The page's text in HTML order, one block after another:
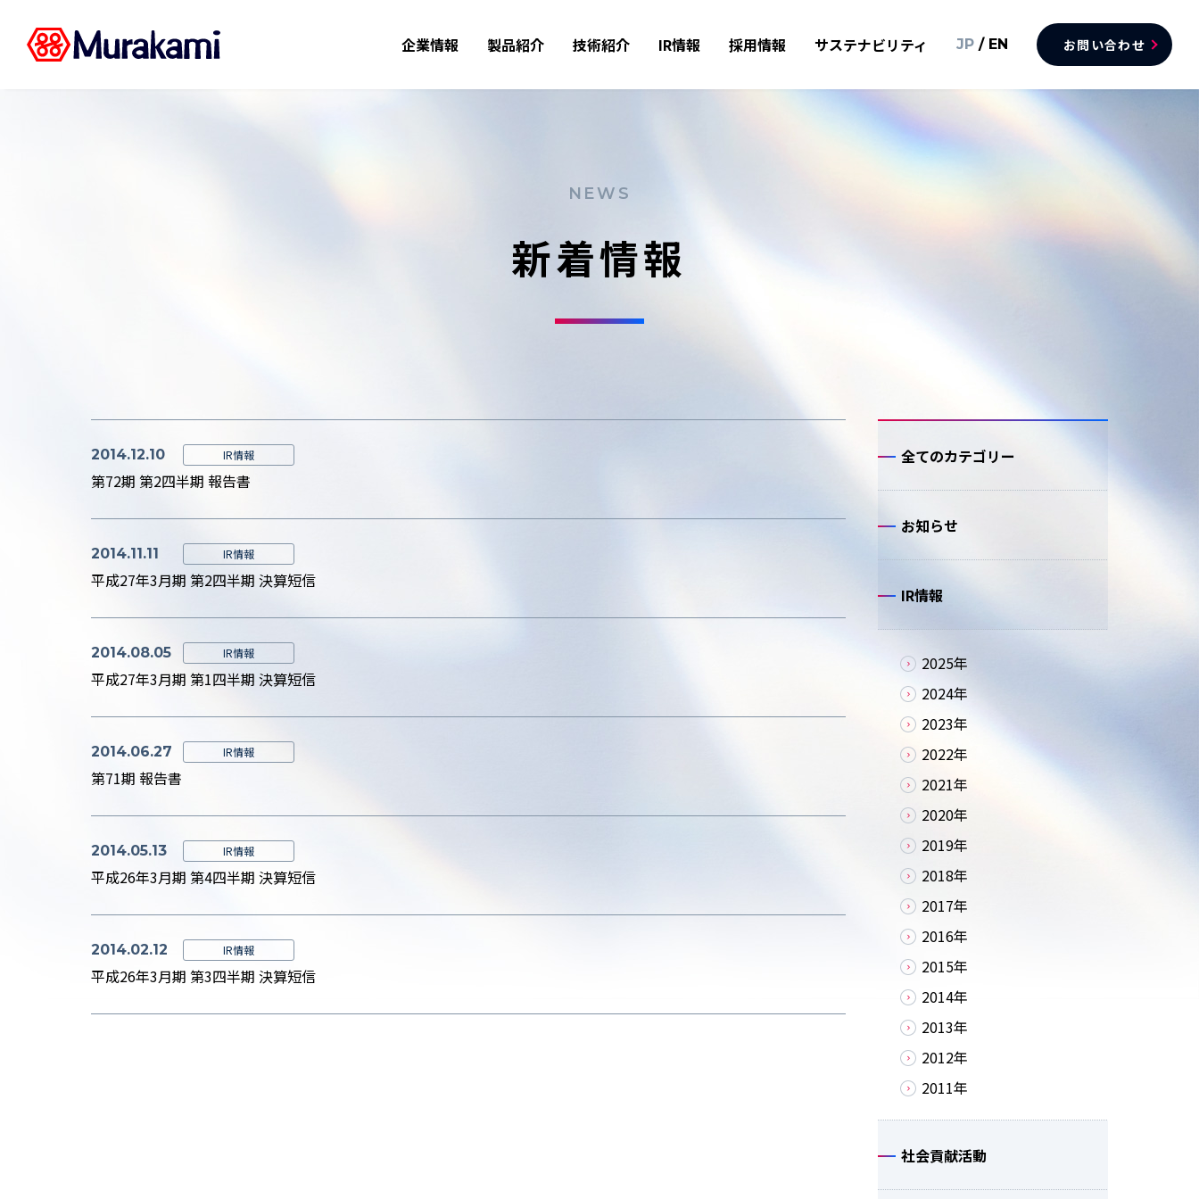
企業情報 製品紹介 技術紹介 IR情報 採用情報 サステナビリティ JP / EN お問い合わせ
NEWS
新着情報
2014.12.10 IR情報
第72期 第2四半期 報告書
2014.11.11 IR情報
平成27年3月期 第2四半期 決算短信
2014.08.05 IR情報
平成27年3月期 第1四半期 決算短信
2014.06.27 IR情報
第71期 報告書
2014.05.13 IR情報
平成26年3月期 第4四半期 決算短信
2014.02.12 IR情報
平成26年3月期 第3四半期 決算短信
全てのカテゴリー
お知らせ
IR情報
2025年
2024年
2023年
2022年
2021年
2020年
2019年
2018年
2017年
2016年
2015年
2014年
2013年
2012年
2011年
社会貢献活動